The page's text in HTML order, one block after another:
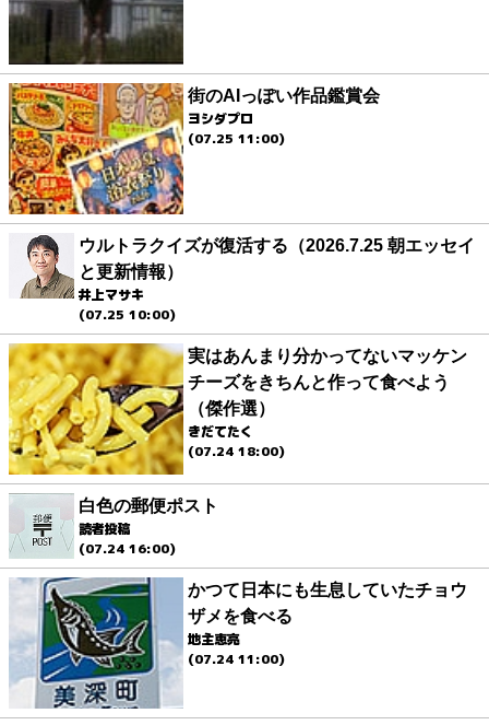
街のAIっぽい作品鑑賞会
ヨシダプロ
(07.25 11:00)
ウルトラクイズが復活する（2026.7.25 朝エッセイ
と更新情報）
井上マサキ
(07.25 10:00)
実はあんまり分かってないマッケン
チーズをきちんと作って食べよう
（傑作選）
きだてたく
(07.24 18:00)
白色の郵便ポスト
読者投稿
(07.24 16:00)
かつて日本にも生息していたチョウ
ザメを食べる
地主恵亮
(07.24 11:00)